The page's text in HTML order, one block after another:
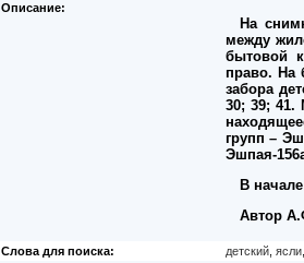
Описание:
На
между
бытовой
право. На
забора
30; 39; 41.
групп –
Эшпая-
В
Автор
Слова для поиска: детский ясли